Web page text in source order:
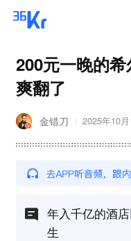
200元一晚的
爽翻了
金错刀 2025年10
年入千亿的酒
生